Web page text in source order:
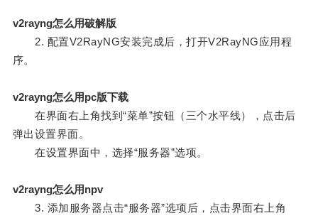
v2rayng怎么用破解版
2. 配置V2RayNG安装完成后，打开V2RayNG应用程
序。
v2rayng怎么用pc版下载
在界面右上角找到“菜单”按钮（三个水平线），点击后
弹出设置界面。
在设置界面中，选择“服务器”选项。
v2rayng怎么用npv
3. 添加服务器点击“服务器”选项后，点击界面右上角